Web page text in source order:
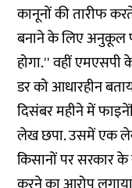
कानूनों की तारीफ
बनाने के लिए अनुकूल
होगा.'' वहीं
डर को आधारहीन
दिसंबर महीने में
लेख छपा. उसमें एक
किसानों पर सरकार